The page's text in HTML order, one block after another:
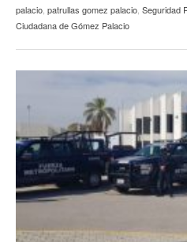
palacio patrullas gomez palacio Seguridad
Ciudadana de Gómez Palacio